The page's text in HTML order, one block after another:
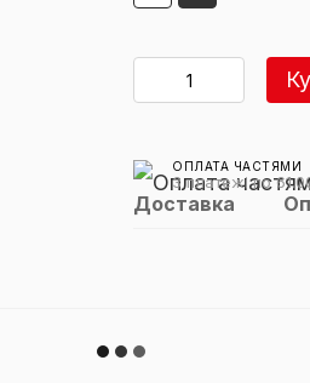
ОПЛАТА ЧАСТЯМИ
3 платежі по
Доставка